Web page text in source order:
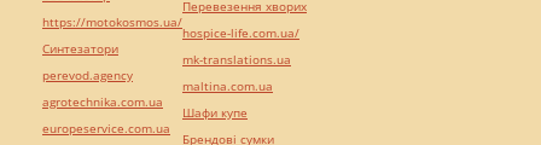
https://motokosmos.ua/
Синтезатори
perevod.agency
agrotechnika.com.ua
europeservice.com.ua
Перевезення хворих
hospice-life.com.ua/
mk-translations.ua
maltina.com.ua
Шафи купе
Брендові сумки